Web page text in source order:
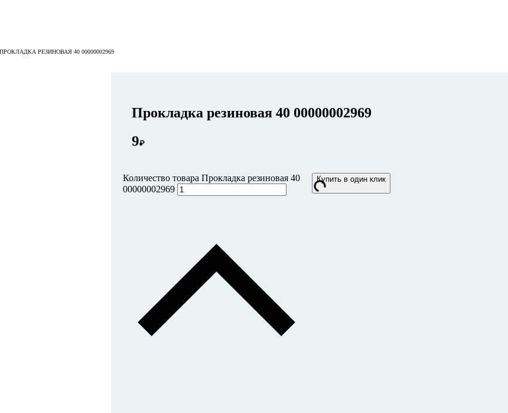
ПРОКЛАДКА РЕЗИНОВАЯ 40 00000002969
Прокладка резиновая 40 00000002969
9₽
Количество товара Прокладка резиновая 40
00000002969
Купить в один клик